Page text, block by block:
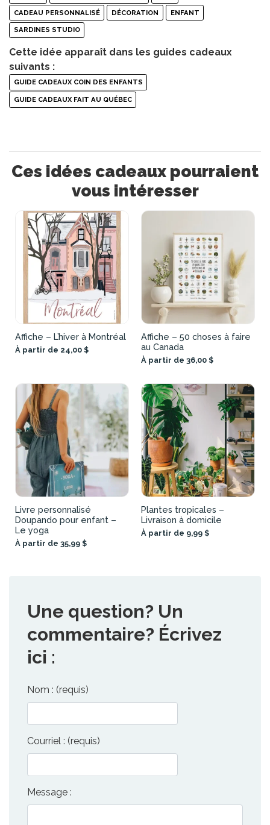
CADEAU PERSONNALISÉ DÉCORATION ENFANT
SARDINES STUDIO
Cette idée apparaît dans les guides cadeaux
suivants :
GUIDE CADEAUX COIN DES ENFANTS
GUIDE CADEAUX FAIT AU QUÉBEC
Ces idées cadeaux pourraient
vous intéresser
Affiche – L’hiver à Montréal
À partir de 24,00 $
Affiche – 50 choses à faire
au Canada
À partir de 36,00 $
Livre personnalisé
Doupando pour enfant –
Le yoga
À partir de 35,99 $
Plantes tropicales –
Livraison à domicile
À partir de 9,99 $
Une question? Un
commentaire? Écrivez
ici :
Nom : (requis)
Courriel : (requis)
Message :